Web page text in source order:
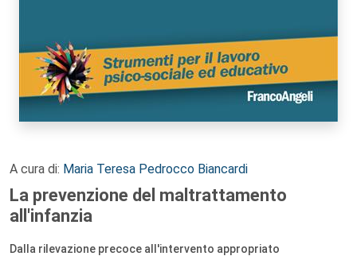
A cura di: Maria Teresa Pedrocco Biancardi
La prevenzione del maltrattamento
all'infanzia
Dalla rilevazione precoce all'intervento appropriato